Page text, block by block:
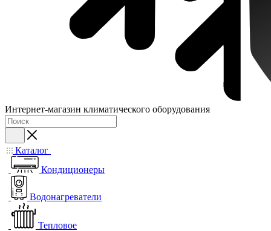
Интернет-магазин климатического оборудования
Каталог
Кондиционеры
Водонагреватели
Тепловое